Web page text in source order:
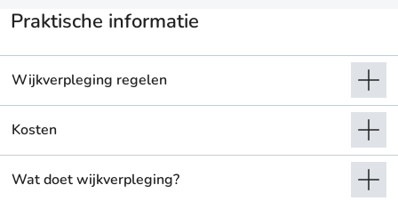
Praktische informatie
Wijkverpleging regelen
Kosten
Wat doet wijkverpleging?